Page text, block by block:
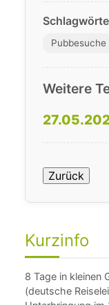
Pubbesuche
Weitere
Zurück
Kurzinfo
8 Tage in kleinen
(deutsche